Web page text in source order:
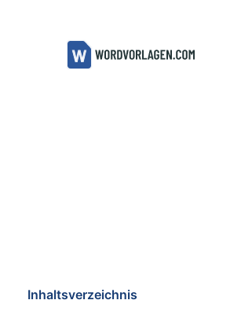
Inhaltsverzeichnis